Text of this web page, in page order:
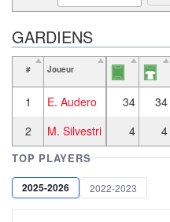
GARDIENS
# Joueur
1 E. Audero 34 34
2
M. Silvestri 4 4
TOP PLAYERS
2025-2026 2022-2023